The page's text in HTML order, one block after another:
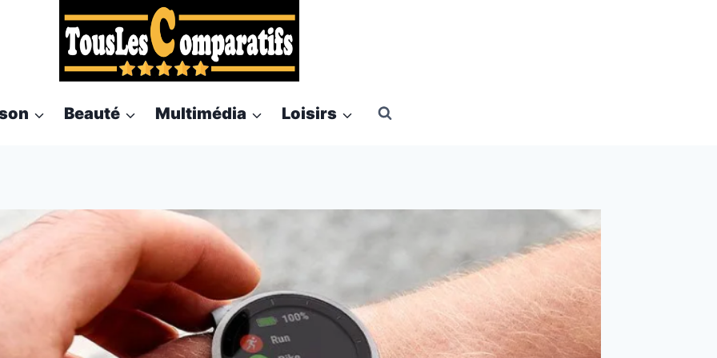
Beauté Multimédia Loisirs